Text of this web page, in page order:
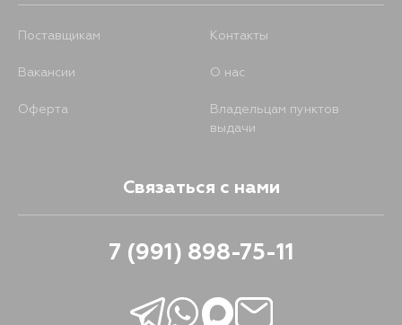
Поставщикам Контакты
Вакансии О нас
Оферта
Владельцам пунктов
выдачи
Связаться с нами
7 (991) 898-75-11